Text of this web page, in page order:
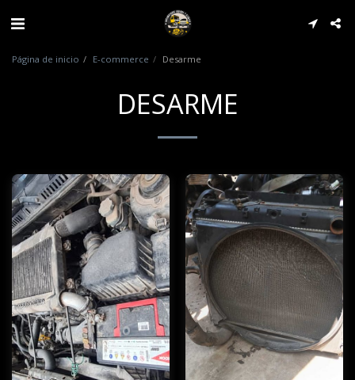
Página de inicio E-commerce Desarme
DESARME